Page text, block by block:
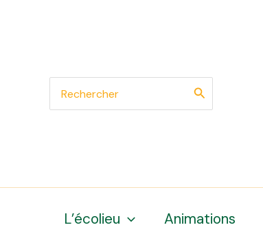
for:
L’écolieu Animations